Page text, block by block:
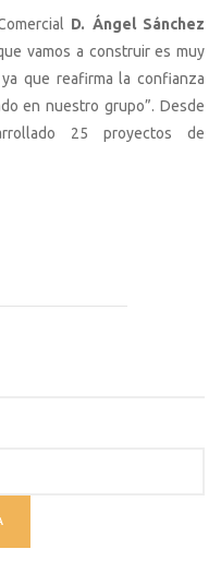
D. Ángel Sánchez
vamos a construir es muy
que reafirma la confianza
en nuestro grupo”. Desde
25 proyectos de